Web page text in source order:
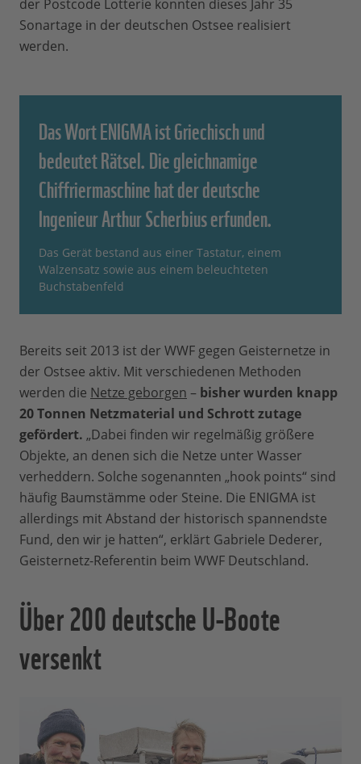
der Postcode Lotterie konnten dieses Jahr 35
Sonartage in der deutschen Ostsee realisiert
werden.
Das Wort ENIGMA ist Griechisch und
bedeutet Rätsel. Die gleichnamige
Chiffriermaschine hat der deutsche
Ingenieur Arthur Scherbius erfunden.
Das Gerät bestand aus einer Tastatur, einem
Walzensatz sowie aus einem beleuchteten
Buchstabenfeld
Bereits seit 2013 ist der WWF gegen Geisternetze in
der Ostsee aktiv. Mit verschiedenen Methoden
werden die Netze geborgen – bisher wurden knapp
20 Tonnen Netzmaterial und Schrott zutage
gefördert. „Dabei finden wir regelmäßig größere
Objekte, an denen sich die Netze unter Wasser
verheddern. Solche sogenannten „hook points“ sind
häufig Baumstämme oder Steine. Die ENIGMA ist
allerdings mit Abstand der historisch spannendste
Fund, den wir je hatten“, erklärt Gabriele Dederer,
Geisternetz-Referentin beim WWF Deutschland.
Über 200 deutsche U-Boote
versenkt